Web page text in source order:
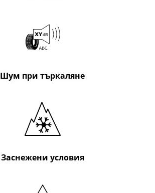
Шум при търкаляне
Заснежени условия